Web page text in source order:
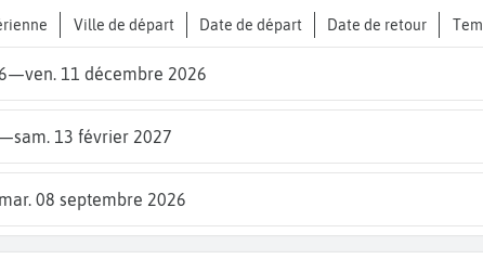
Ville de départ Date de départ Date de retour
—ven. 11 décembre 2026
sam. 13 février 2027
mar. 08 septembre 2026